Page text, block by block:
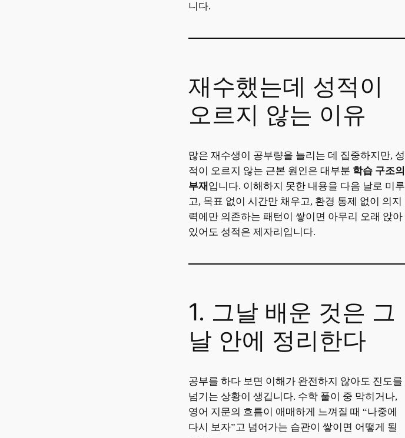
니다.
재수했는데 성적이
오르지 않는 이유
많은 재수생이 공부량을 늘리는 데 집중하지만, 성
적이 오르지 않는 근본 원인은 대부분 학습 구조의
부재 입니다. 이해하지 못한 내용을 다음 날로 미루
고, 목표 없이 시간만 채우고, 환경 통제 없이 의지
력에만 의존하는 패턴이 쌓이면 아무리 오래 앉아
있어도 성적은 제자리입니다.
1. 그날 배운 것은 그
날 안에 정리한다
공부를 하다 보면 이해가 완전하지 않아도 진도를
넘기는 상황이 생깁니다. 수학 풀이 중 막히거나,
영어 지문의 흐름이 애매하게 느껴질 때 “나중에
다시 보자”고 넘어가는 습관이 쌓이면 어떻게 될